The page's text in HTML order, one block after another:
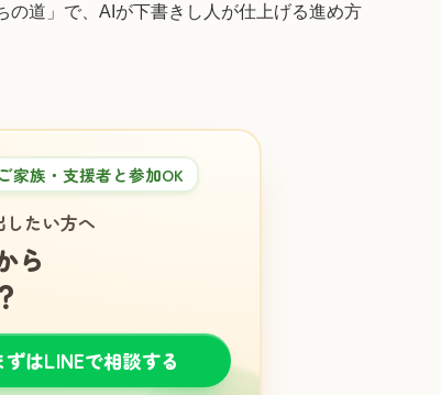
道」で、AIが下書きし人が仕上げる進め方
ご家族・支援者と参加OK
たい方へ
ら
ずはLINEで相談する